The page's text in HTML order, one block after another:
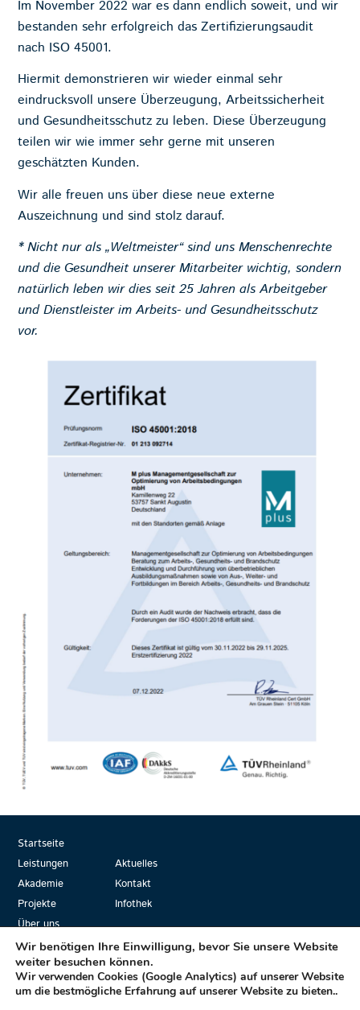
Im November 2022 war es dann endlich soweit, und wir
bestanden sehr erfolgreich das Zertifizierungsaudit
nach ISO 45001.
Hiermit demonstrieren wir wieder einmal sehr
eindrucksvoll unsere Überzeugung, Arbeitssicherheit
und Gesundheitsschutz zu leben. Diese Überzeugung
teilen wir wie immer sehr gerne mit unseren
geschätzten Kunden.
Wir alle freuen uns über diese neue externe
Auszeichnung und sind stolz darauf.
* Nicht nur als „Weltmeister“ sind uns Menschenrechte
und die Gesundheit unserer Mitarbeiter wichtig, sondern
natürlich leben wir dies seit 25 Jahren als Arbeitgeber
und Dienstleister im Arbeits- und Gesundheitsschutz
vor.
Startseite
Leistungen
Akademie
Projekte
Über uns
Aktuelles
Kontakt
Infothek
Mplus… die Formel für Ihren Erfolg!
Wir benötigen Ihre Einwilligung, bevor Sie unsere Website
weiter besuchen können.
Wir verwenden Cookies (Google Analytics) auf unserer Website
um die bestmögliche Erfahrung auf unserer Website zu bieten..